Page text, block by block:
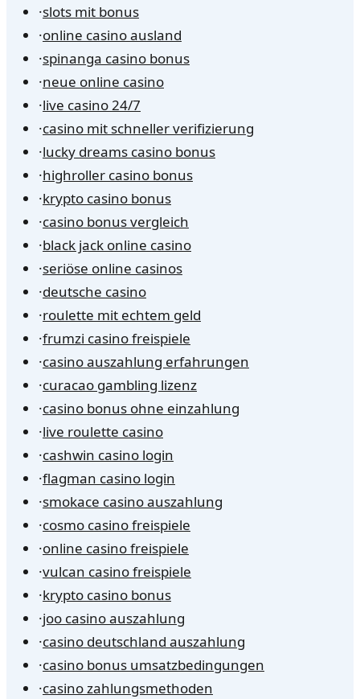
·slots mit bonus
·online casino ausland
·spinanga casino bonus
·neue online casino
·live casino 24/7
·casino mit schneller verifizierung
·lucky dreams casino bonus
·highroller casino bonus
·krypto casino bonus
·casino bonus vergleich
·black jack online casino
·seriöse online casinos
·deutsche casino
·roulette mit echtem geld
·frumzi casino freispiele
·casino auszahlung erfahrungen
·curacao gambling lizenz
·casino bonus ohne einzahlung
·live roulette casino
·cashwin casino login
·flagman casino login
·smokace casino auszahlung
·cosmo casino freispiele
·online casino freispiele
·vulcan casino freispiele
·krypto casino bonus
·joo casino auszahlung
·casino deutschland auszahlung
·casino bonus umsatzbedingungen
·casino zahlungsmethoden